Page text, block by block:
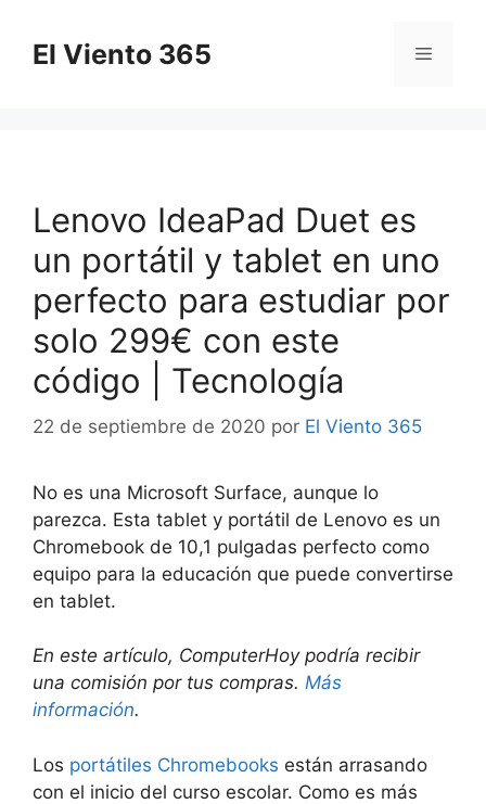
contenido
El Viento 365 Menú
Lenovo IdeaPad Duet es
un portátil y tablet en uno
perfecto para estudiar por
solo 299€ con este
código | Tecnología
22 de septiembre de 2020 por El Viento 365
No es una Microsoft Surface, aunque lo
parezca. Esta tablet y portátil de Lenovo es un
Chromebook de 10,1 pulgadas perfecto como
equipo para la educación que puede convertirse
en tablet.
En este artículo, ComputerHoy podría recibir
una comisión por tus compras. Más
información.
Los portátiles Chromebooks están arrasando
con el inicio del curso escolar. Como es más